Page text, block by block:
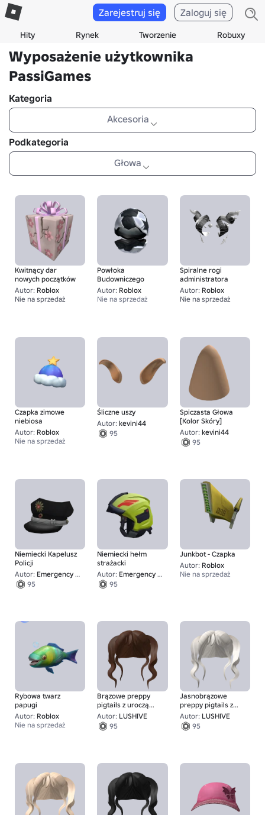
Hity Rynek Tworzenie Robuxy
Zarejestruj się Zaloguj się
Wyposażenie użytkownika
PassiGames
Kategoria
Akcesoria
Podkategoria
Głowa
Kwitnący dar
nowych początków
Autor: Roblox
Nie na sprzedaż
1
Powłoka
Budowniczego
Autor: Roblox
Nie na sprzedaż
Spiralne rogi
administratora
Autor: Roblox
Nie na sprzedaż
Czapka zimowe
niebiosa
Autor: Roblox
Nie na sprzedaż
Śliczne uszy
Autor: kevini44
95
Spiczasta Głowa
[Kolor Skóry]
Autor: kevini44
95
Niemiecki Kapelusz
Policji
Autor: Emergency Emden
95
Niemiecki hełm
strażacki
Autor: Emergency Emden
95
Junkbot - Czapka
Autor: Roblox
Nie na sprzedaż
Rybowa twarz
papugi
Autor: Roblox
Nie na sprzedaż
Brązowe preppy
pigtails z uroczą
przednią częścią
Autor: LUSHIVE
95
Jasnobrązowe
preppy pigtails z
uroczą przednią
częścią
Autor: LUSHIVE
95